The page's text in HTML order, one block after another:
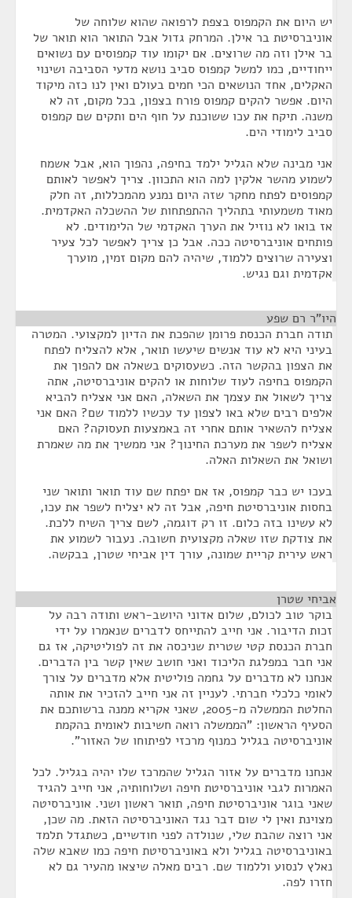
יש היום את הקמפוס בצפת לרפואה שהוא שלוחה של
אוניברסיטת בר אילן. המרחק גדול אבל התואר הוא תואר של
בר אילן וזה מה שרוצים. אם יקומו עוד קמפוסים עם נשואים
ייחודיים, כמו למשל קמפוס סביב נושא מדעי הסביבה ושינוי
האקלים, אחד הנושאים הכי חמים בעולם ואין לנו כזה מיקוד
היום. אפשר להקים קמפוס פורח בצפון, בכל מקום, זה לא
משנה. תיקח את עכו ששוכנת על חוף הים ותקים שם קמפוס
סביב לימודי הים.
אני מבינה שלא הגליל ילמד בחיפה, נהפוך הוא, אבל אשמח
לשמוע מהשר אלקין למה הוא התכוון. צריך לאפשר לאותם
קמפוסים לפתח מחקר שזה היום נמנע מהמכללות, זה חלק
מאוד משמעותי בתהליך ההתפתחות של ההשכלה האקדמית.
אז בואו לא נוזיל את הערך האקדמי של הלימודים. לא
פותחים אוניברסיטה ככה. אבל כן צריך לאפשר לכל צעיר
וצעירה שרוצים ללמוד, שיהיה להם מקום זמין, מוערך
אקדמית וגם נגיש.
היו"ר רם שפע
תודה חברת הכנסת פרומן שהפכת את הדיון למקצועי. המטרה
בעיני היא לא עוד אנשים שיעשו תואר, אלא להצליח לפתח
את הצפון בהקשר הזה. כשעסוקים בשאלה אם להפוך את
הקמפוס בחיפה לעוד שלוחות או להקים אוניברסיטה, אתה
צריך לשאול את עצמך את השאלה, האם אני אצליח להביא
אלפים רבים שלא באו לצפון עד עכשיו ללמוד שם? האם אני
אצליח להשאיר אותם אחרי זה באמצעות תעסוקה? האם
אצליח לשפר את מערכת החינוך? אני ממשיך את מה שאמרת
ושואל את השאלות האלה.
בעכו יש כבר קמפוס, אז אם יפתח שם עוד תואר ותואר שני
בחסות אוניברסיטת חיפה, אבל זה לא יצליח לשפר את עכו,
לא עשינו בזה כלום. זו רק דוגמה, לשם צריך השיח ללכת.
את צודקת שזו שאלה מקצועית חשובה. נעבור לשמוע את
ראש עירית קריית שמונה, עורך דין אביחי שטרן, בבקשה.
אביחי שטרן
בוקר טוב לכולם, שלום אדוני היושב-ראש ותודה רבה על
זכות הדיבור. אני חייב להתייחס לדברים שנאמרו על ידי
חברת הכנסת קטי שטרית שניכסה את זה לפוליטיקה, אז גם
אני חבר במפלגת הליכוד ואני חושב שאין קשר בין הדברים.
אנחנו לא מדברים על גחמה פוליטית אלא מדברים על צורך
לאומי כלכלי חברתי. לעניין זה אני חייב להזכיר את אותה
החלטת הממשלה מ-2005, שאני אקריא ממנה ברשותכם את
הסעיף הראשון: "הממשלה רואה חשיבות לאומית בהקמת
אוניברסיטה בגליל כמנוף מרכזי לפיתוחו של האזור".
אנחנו מדברים על אזור הגליל שהמרכז שלו יהיה בגליל. לכל
האמרות לגבי אוניברסיטת חיפה ושלוחותיה, אני חייב להגיד
שאני בוגר אוניברסיטת חיפה, תואר ראשון ושני. אוניברסיטה
מצוינת ואין לי שום דבר נגד האוניברסיטה הזאת. מה שכן,
אני רוצה שהבת שלי, שנולדה לפני חודשיים, כשתגדל תלמד
באוניברסיטה בגליל ולא באוניברסיטת חיפה כמו שאבא שלה
נאלץ לנסוע וללמוד שם. רבים מאלה שיצאו מהעיר גם לא
חזרו לפה.